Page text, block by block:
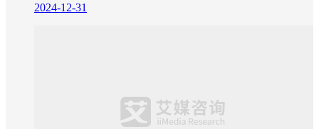
2024-12-31